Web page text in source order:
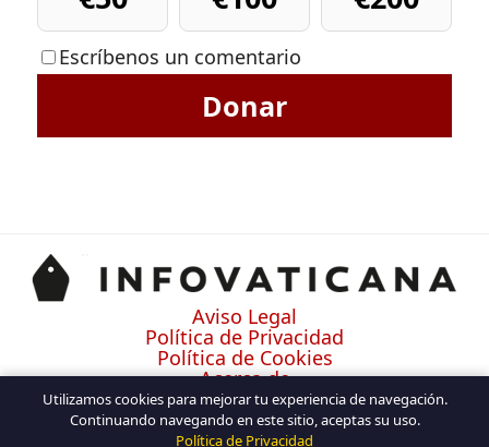
Escríbenos un comentario
Donar
Aviso Legal
Política de Privacidad
Política de Cookies
Acerca de
Contacto
Utilizamos cookies para mejorar tu experiencia de navegación.
Continuando navegando en este sitio, aceptas su uso.
Política de Privacidad